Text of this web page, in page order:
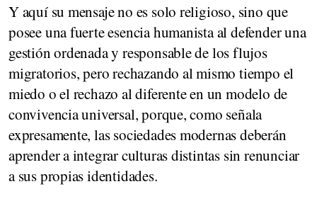
Y aquí su mensaje no es solo religioso, sino que
posee una fuerte esencia humanista al defender una
gestión ordenada y responsable de los flujos
migratorios, pero rechazando al mismo tiempo el
miedo o el rechazo al diferente en un modelo de
convivencia universal, porque, como señala
expresamente, las sociedades modernas deberán
aprender a integrar culturas distintas sin renunciar
a sus propias identidades.